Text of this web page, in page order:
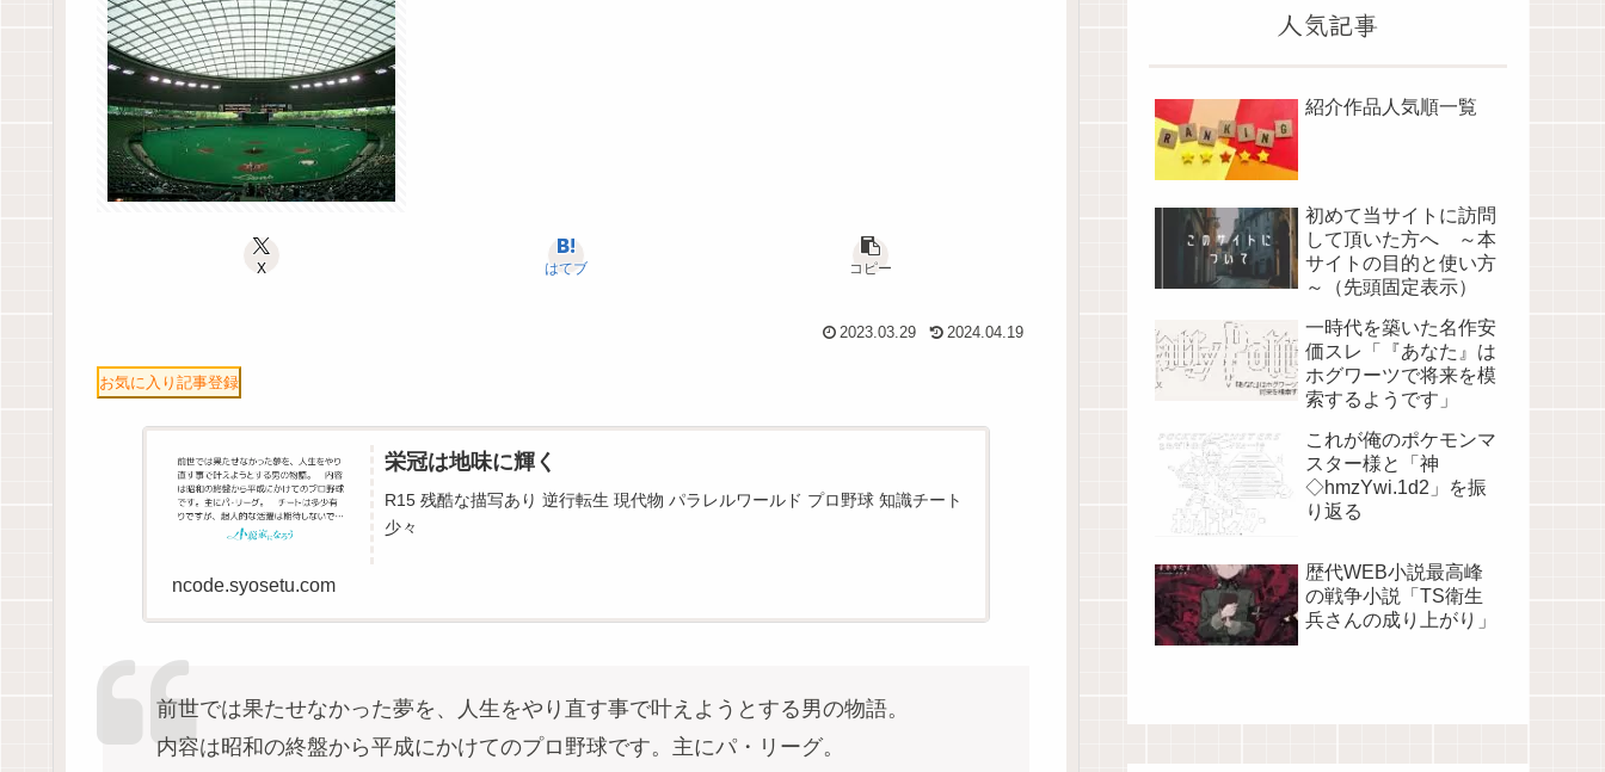
X はてブ コピー
2023.03.29 2024.04.19
お気に入り記事登録
栄冠は地味に輝く
R15 残酷な描写あり 逆行転生 現代物 パラレルワールド プロ野球 知識チート
少々
ncode.syosetu.com
前世では果たせなかった夢を、人生をやり直す事で叶えようとする男の物語。
内容は昭和の終盤から平成にかけてのプロ野球です。主にパ・リーグ。
人気記事
紹介作品人気順一覧
初めて当サイトに訪問
して頂いた方へ ～本
サイトの目的と使い方
～（先頭固定表示）
一時代を築いた名作安
価スレ「『あなた』は
ホグワーツで将来を模
索するようです」
これが俺のポケモンマ
スター様と「神
◇hmzYwi.1d2」を振
り返る
歴代WEB小説最高峰
の戦争小説「TS衛生
兵さんの成り上がり」